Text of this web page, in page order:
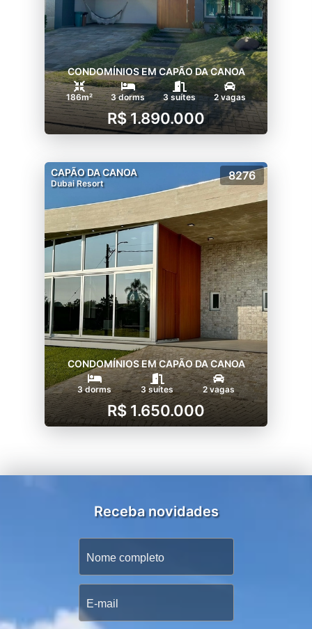
CONDOMÍNIOS EM CAPÃO DA CANOA
186m² 3 dorms 3 suítes 2 vagas
R$ 1.890.000
CAPÃO DA CANOA
Dubai Resort
8276
CONDOMÍNIOS EM CAPÃO DA CANOA
3 dorms 3 suítes 2 vagas
R$ 1.650.000
Receba novidades